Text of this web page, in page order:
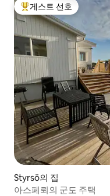
상위 게스트 선호
게스트 선호
Styrsö의 집
아스페뢰의 군도 주택